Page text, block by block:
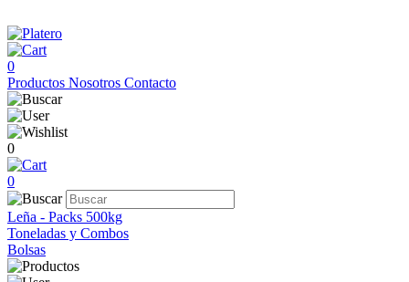
0
Productos Nosotros Contacto
0
0
Leña - Packs 500kg
Toneladas y Combos
Bolsas